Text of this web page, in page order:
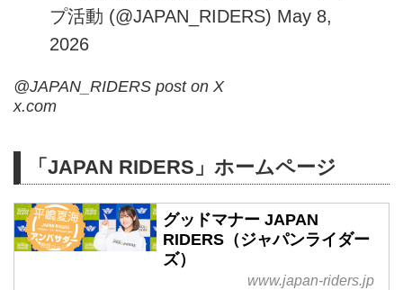
プ活動 (@JAPAN_RIDERS) May 8,
2026
@JAPAN_RIDERS post on X
x.com
「JAPAN RIDERS」ホームページ
グッドマナー JAPAN
RIDERS（ジャパンライダー
ズ）
www.japan-riders.jp